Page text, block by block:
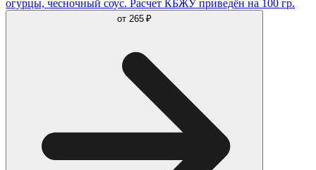
огурцы, чесночный соус. Расчет КБЖУ приведён на 100 гр.
от 265 ₽